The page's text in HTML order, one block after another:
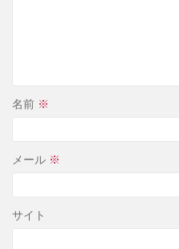
名前 ※
メール ※
サイト